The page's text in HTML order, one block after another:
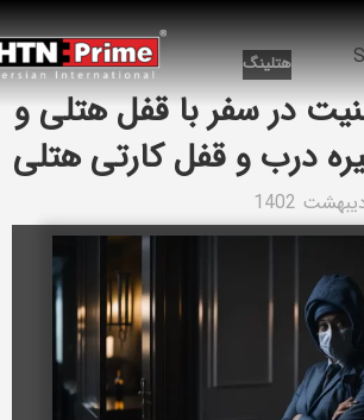
هتلینگ
در سفر با قفل هتلی و
درب و قفل کارتی هتلی